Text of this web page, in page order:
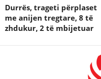
Durrës, trageti përplaset
me anijen tregtare, 8 të
zhdukur, 2 të mbijetuar